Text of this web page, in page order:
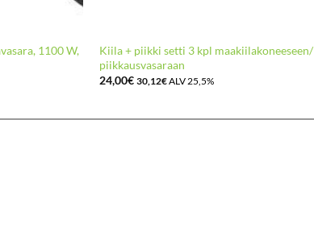
1100 W,
Kiila + piikki setti 3 kpl maakiilakoneeseen/
piikkausvasaraan
24,00€ 30,12€ALV 25,5%